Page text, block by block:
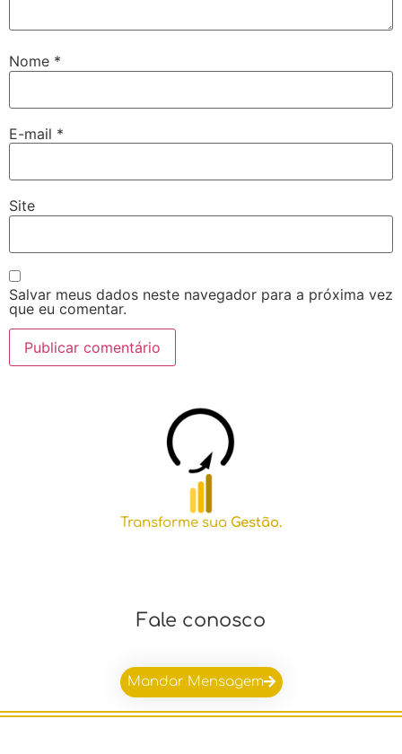
Nome *
E-mail *
Site
Salvar meus dados neste navegador para a próxima vez
que eu comentar.
Transforme sua Gestão.
Fale conosco
Mandar Mensagem